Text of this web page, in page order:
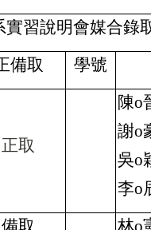
實習說明會媒合錄
備取 學號
正取
陳o
謝o
吳o
李o
備取
林o